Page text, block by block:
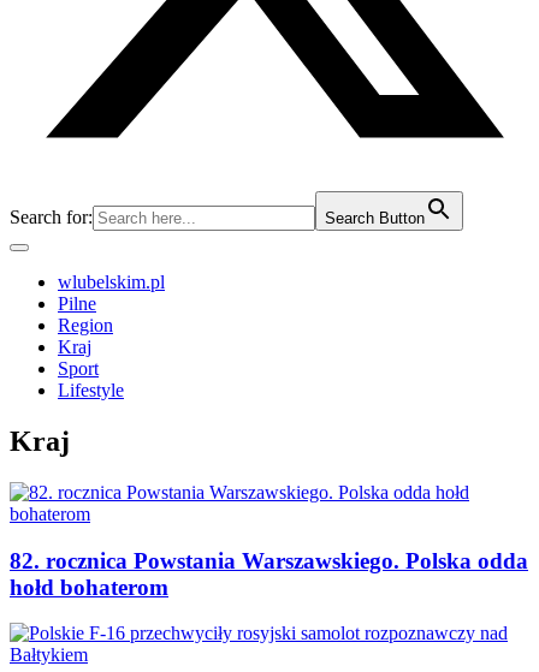
Search for: Search Button
wlubelskim.pl
Pilne
Region
Kraj
Sport
Lifestyle
Kraj
82. rocznica Powstania Warszawskiego. Polska odda
hołd bohaterom